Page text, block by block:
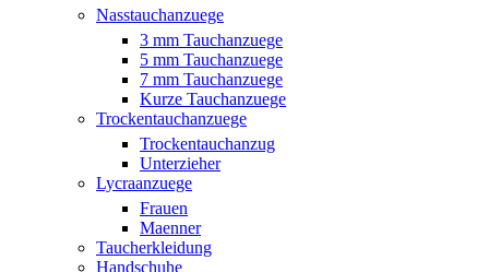
Nasstauchanzuege
3 mm Tauchanzuege
5 mm Tauchanzuege
7 mm Tauchanzuege
Kurze Tauchanzuege
Trockentauchanzuege
Trockentauchanzug
Unterzieher
Lycraanzuege
Frauen
Maenner
Taucherkleidung
Handschuhe